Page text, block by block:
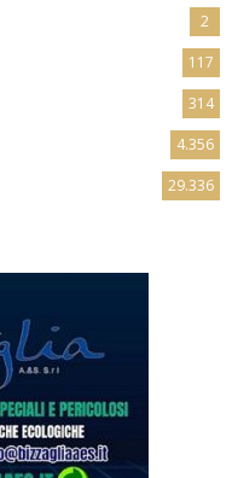
2
117
314
4.356
29.336